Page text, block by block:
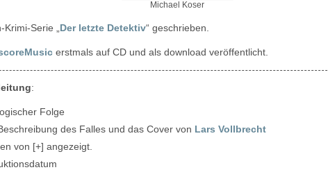
Michael Koser
Serie „ Der letzte Detektiv“ geschrieben.
erstmals auf CD und als download veröffentlicht.
:
Folge
des Falles und das Cover von Lars Vollbrecht
von [+] angezeigt.